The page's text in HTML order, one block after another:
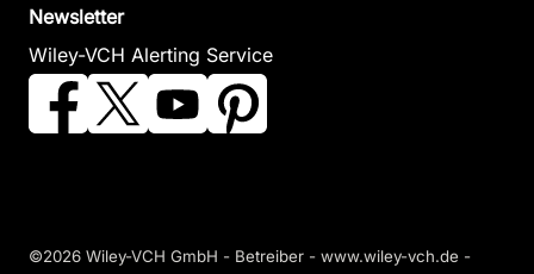
Newsletter
Wiley-VCH Alerting Service
©2026 Wiley-VCH GmbH - Betreiber - www.wiley-vch.de -